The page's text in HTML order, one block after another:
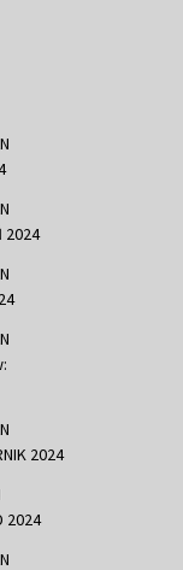
2024
2024
2024